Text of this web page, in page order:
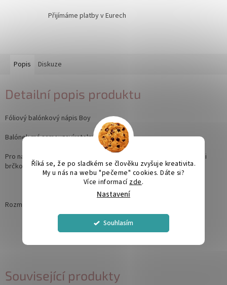
Říká se, že po sladkém se člověku zvyšuje kreativita.
My u nás na webu "pečeme" cookies. Dáte si?
Více informací zde.
Nastavení
Souhlasím
Přijímáme platby v Eurech
Související produkty
Popis Diskuze
Detailní popis produktu
Fóliový balónkový nápis Boy
Balónek má samouzavíratelný ventil.
Pro nafouknutí balónku vzduchem můžete použít ruční pumpičku či
brčko.
Rozměr 67 x 29 cm